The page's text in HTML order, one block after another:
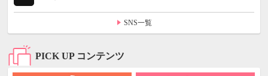
SNS一覧
PICK UP コンテンツ